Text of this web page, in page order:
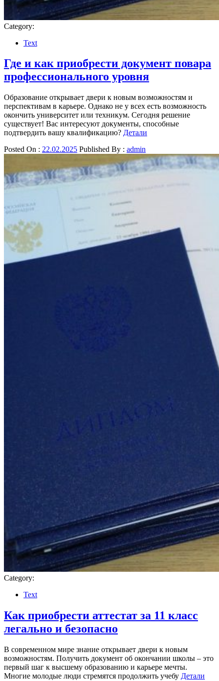
Category:
Text
Где и как приобрести документ повара
профессионального уровня
Образование открывает двери к новым возможностям и
перспективам в карьере. Однако не у всех есть возможность
окончить университет или техникум. Сегодня решение
существует! Вас интересуют документы, способные
подтвердить вашу квалификацию? Детали
Posted On : 22.02.2025 Published By : admin
Category:
Text
Как приобрести аттестат за 11 класс
легально и безопасно
В современном мире знание открывает двери к новым
возможностям. Получить документ об окончании школы – это
первый шаг к высшему образованию и карьере мечты.
Многие молодые люди стремятся продолжить учебу Детали